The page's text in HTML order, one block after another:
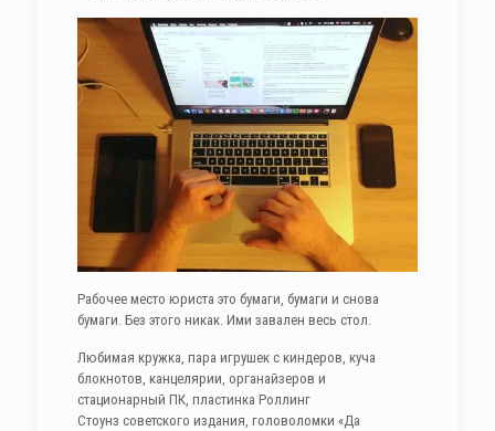
Рабочее место юриста это бумаги, бумаги и снова
бумаги. Без этого никак. Ими завален весь стол.
Любимая кружка, пара игрушек с киндеров, куча
блокнотов, канцелярии, органайзеров и
стационарный ПК, пластинка Роллинг
Стоунз советского издания, головоломки «Да